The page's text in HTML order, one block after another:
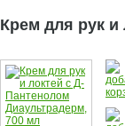
Крем для рук и